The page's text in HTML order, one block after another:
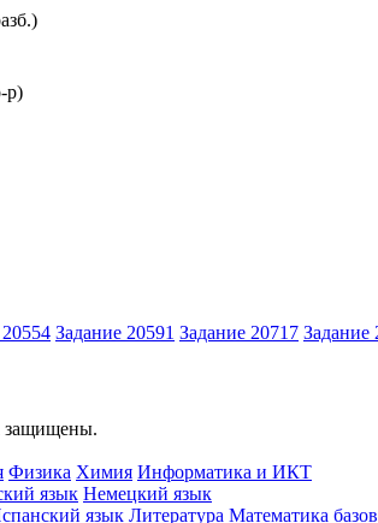
р)
Задание 20591 Задание 20717 Задание
защищены.
Физика Химия Информатика и ИКТ
язык Немецкий язык
язык Литература Математика